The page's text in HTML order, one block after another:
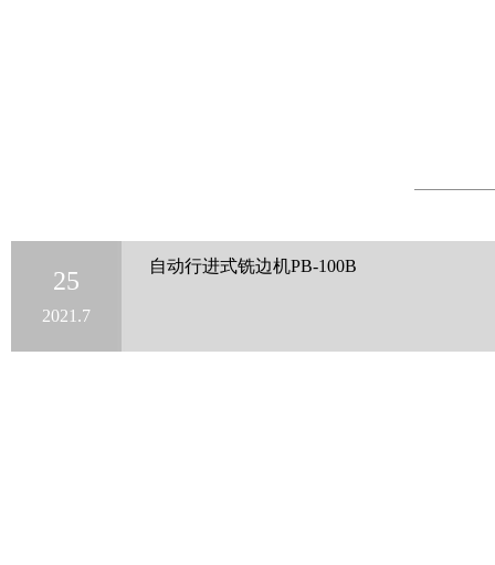
25
2021.7
自动行进式铣边机PB-100B